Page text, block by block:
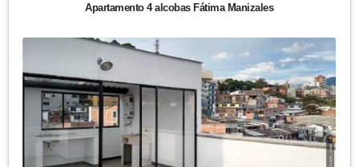
Apartamento 4 alcobas Fátima Manizales